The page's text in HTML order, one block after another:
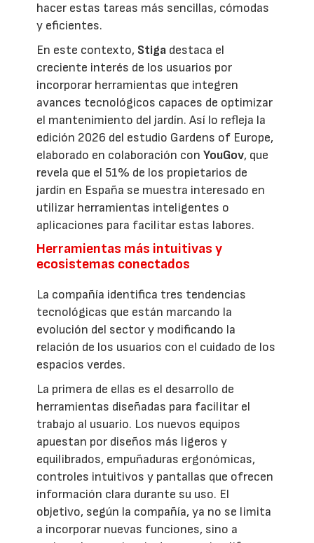
hacer estas tareas más sencillas, cómodas
y eficientes.
En este contexto, Stiga destaca el
creciente interés de los usuarios por
incorporar herramientas que integren
avances tecnológicos capaces de optimizar
el mantenimiento del jardín. Así lo refleja la
edición 2026 del estudio Gardens of Europe,
elaborado en colaboración conYouGov, que
revela que el 51% de los propietarios de
jardín en España se muestra interesado en
utilizar herramientas inteligentes o
aplicaciones para facilitar estas labores.
Herramientas más intuitivas y
ecosistemas conectados
La compañía identifica tres tendencias
tecnológicas que están marcando la
evolución del sector y modificando la
relación de los usuarios con el cuidado de los
espacios verdes.
La primera de ellas es el desarrollo de
herramientas diseñadas para facilitar el
trabajo al usuario. Los nuevos equipos
apuestan por diseños más ligeros y
equilibrados, empuñaduras ergonómicas,
controles intuitivos y pantallas que ofrecen
información clara durante su uso. El
objetivo, según la compañía, ya no se limita
a incorporar nuevas funciones, sino a